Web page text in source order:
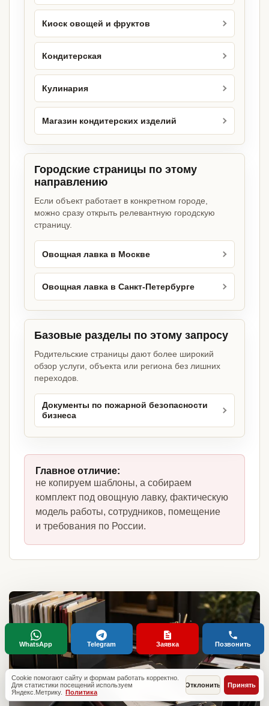
Киоск овощей и фруктов
Кондитерская
Кулинария
Магазин кондитерских изделий
Городские страницы по этому
направлению
Если объект работает в конкретном городе,
можно сразу открыть релевантную городскую
страницу.
Овощная лавка в Москве
Овощная лавка в Санкт-Петербурге
Базовые разделы по этому запросу
Родительские страницы дают более широкий
обзор услуги, объекта или региона без лишних
переходов.
Документы по пожарной безопасности
бизнеса
Главное отличие:
не копируем шаблоны, а собираем
комплект под овощную лавку, фактическую
модель работы, сотрудников, помещение
и требования по России.
Cookie помогают сайту и формам работать корректно.
Для статистики посещений используем
Яндекс.Метрику. Политика
Отклонить Принять
WhatsApp Telegram Заявка Позвонить